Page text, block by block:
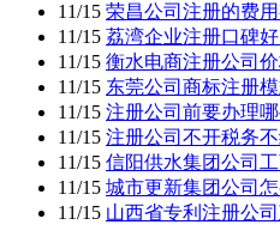
11/15 荣昌公司注册的费
11/15 荔湾企业注册口碑好
11/15 衡水电商注册公司
11/15 东莞公司商标注册
11/15 注册公司前要办理
11/15 注册公司不开税务
11/15 信阳供水集团公司
11/15 城市更新集团公司
11/15 山西省专利注册公